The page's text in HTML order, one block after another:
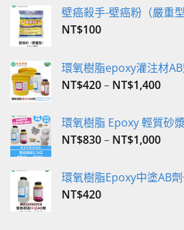
壁癌殺手-壁癌粉（嚴重
NT$100
環氧樹脂epoxy灌注材
NT$420– NT$1,400
環氧樹脂 Epoxy 輕質砂
NT$830– NT$1,000
環氧樹脂Epoxy中塗AB劑
NT$420